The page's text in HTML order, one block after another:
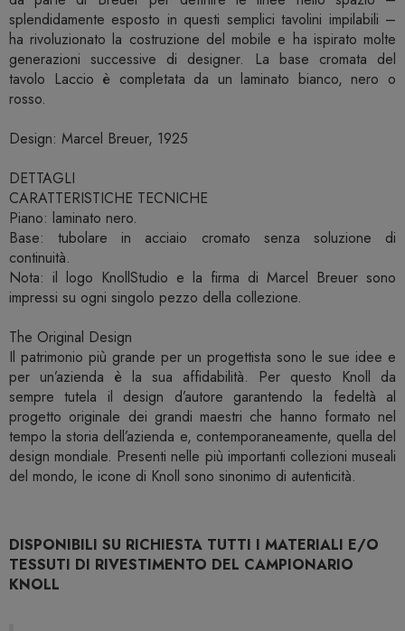
splendidamente esposto in questi semplici tavolini impilabili –
ha rivoluzionato la costruzione del mobile e ha ispirato molte
generazioni successive di designer. La base cromata del
tavolo Laccio è completata da un laminato bianco, nero o
rosso.
Design: Marcel Breuer, 1925
DETTAGLI
CARATTERISTICHE TECNICHE
Piano: laminato nero.
Base: tubolare in acciaio cromato senza soluzione di
continuità.
Nota: il logo KnollStudio e la firma di Marcel Breuer sono
impressi su ogni singolo pezzo della collezione.
The Original Design
Il patrimonio più grande per un progettista sono le sue idee e
per un’azienda è la sua affidabilità. Per questo Knoll da
sempre tutela il design d’autore garantendo la fedeltà al
progetto originale dei grandi maestri che hanno formato nel
tempo la storia dell’azienda e, contemporaneamente, quella del
design mondiale. Presenti nelle più importanti collezioni museali
del mondo, le icone di Knoll sono sinonimo di autenticità.
DISPONIBILI SU RICHIESTA TUTTI I MATERIALI E/O
TESSUTI DI RIVESTIMENTO DEL CAMPIONARIO
KNOLL